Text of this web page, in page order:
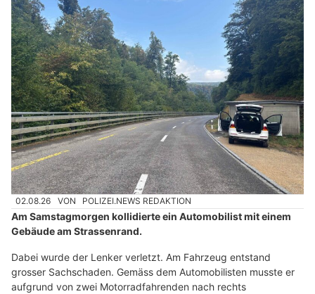
02.08.26 VON POLIZEI.NEWS REDAKTION
Am Samstagmorgen kollidierte ein Automobilist mit einem
Gebäude am Strassenrand.
Dabei wurde der Lenker verletzt. Am Fahrzeug entstand
grosser Sachschaden. Gemäss dem Automobilisten musste er
aufgrund von zwei Motorradfahrenden nach rechts